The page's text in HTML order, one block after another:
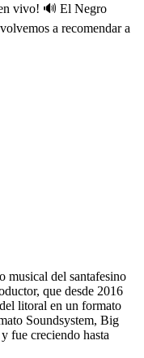
vivo! 🔊 El Negro
a recomendar a
musical del santafesino
que desde 2016
litoral en un formato
Soundsystem, Big
fue creciendo hasta